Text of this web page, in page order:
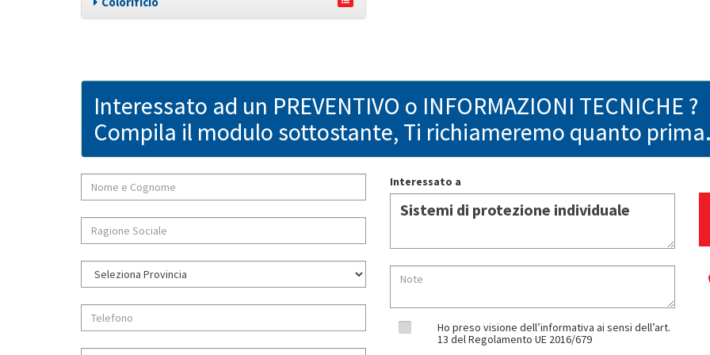
Interessato ad un PREVENTIVO o INFORMAZIONI TECNICHE ?
Compila il modulo sottostante, Ti richiameremo quanto
Interessato a
Ho preso visione dell’informativa ai sensi dell’art.
13 del Regolamento UE 2016/679